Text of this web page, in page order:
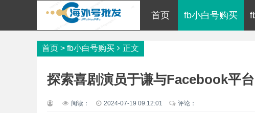
首页 fb小白号购买
首页 > fb小白号购买 正文
探索喜剧演员于谦与Facebook平
阅读： 2024-07-19 09:12:01 评论：